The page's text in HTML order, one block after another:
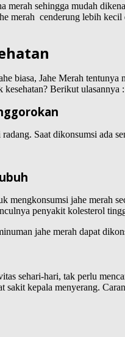
merah sehingga mudah
merah cenderung lebih
biasa, Jahe Merah
kesehatan? Berikut ulasannya :
Saat dikonsumsi ada
jahe merah
penyakit kolesterol
jahe merah dapat
sehari-hari, tak perlu
kepala menyerang.